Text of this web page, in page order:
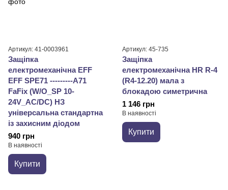
Артикул: 41-0003961
Защіпка
електромеханічна EFF
EFF SPE71 ---------A71
FaFix (W/O_SP 10-
24V_AC/DC) НЗ
універсальна стандартна
із захисним діодом
940 грн
В наявності
Купити
Артикул: 45-735
Защіпка
електромеханічна HR R-4
(R4-12.20) мала з
блокадою симетрична
1 146 грн
В наявності
Купити